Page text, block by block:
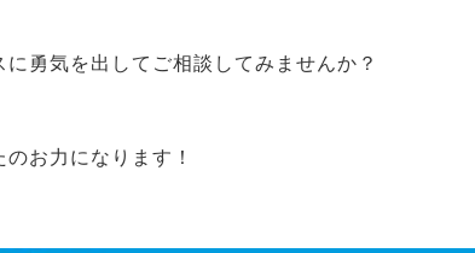
に勇気を出してご相談してみませんか？
のお力になります！